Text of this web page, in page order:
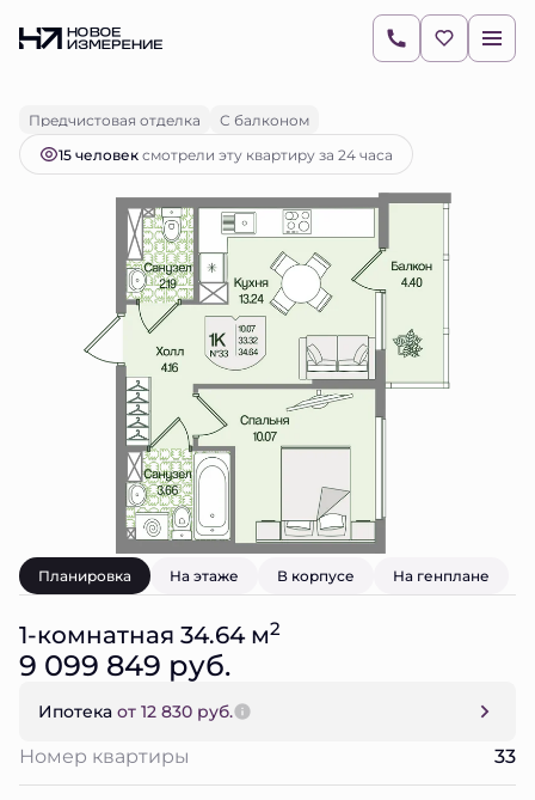
1-комнатная 9 099 849 руб.
Ипотекаот 12 830 руб.
Предчистовая отделка
С балконом
15 человексмотрели эту квартиру за 24 часа
Планировка На этаже В корпусе На генплане
1-комнатная 34.64 м2
9 099 849 руб.
Ипотека от 12 830 руб.
Номер квартиры 33